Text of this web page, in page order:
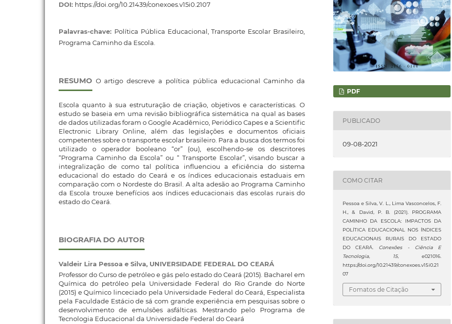
DOI: https://doi.org/10.21439/conexoes.v15i0.2107
Palavras-chave: Política Pública Educacional, Transporte Escolar Brasileiro,
Programa Caminho da Escola.
RESUMO O artigo descreve a política pública educacional Caminho da
Escola quanto à sua estruturação de criação, objetivos e características. O
estudo se baseia em uma revisão bibliográfica sistemática na qual as bases
de dados utilizadas foram o Google Acadêmico, Periódico Capes e a Scientific
Electronic Library Online, além das legislações e documentos oficiais
competentes sobre o transporte escolar brasileiro. Para a busca dos termos foi
utilizado o operador booleano “or” (ou), escolhendo-se os descritores
“Programa Caminho da Escola” ou “ Transporte Escolar”, visando buscar a
integralização de como tal política influenciou a eficiência do sistema
educacional do estado do Ceará e os índices educacionais estaduais em
comparação com o Nordeste do Brasil. A alta adesão ao Programa Caminho
da Escola trouxe benefícios aos índices educacionais das escolas rurais do
estado do Ceará.
BIOGRAFIA DO AUTOR
Valdeir Lira Pessoa e Silva, UNIVERSIDADE FEDERAL DO CEARÁ
Professor do Curso de petróleo e gás pelo estado do Ceará (2015). Bacharel em
Química do petróleo pela Universidade Federal do Rio Grande do Norte
(2015) e Químico linceciado pela Universidade Federal do Ceará, Especialista
pela Faculdade Estácio de sá com grande experiência em pesquisas sobre o
desenvolvimento de emulsões asfálticas. Mestrando pelo Programa de
Tecnologia Educacional da Universidade Federal do Ceará
PDF
PUBLICADO
09-08-2021
COMO CITAR
Pessoa e Silva, V. L., Lima Vasconcelos, F.
H., & David, P. B. (2021). PROGRAMA
CAMINHO DA ESCOLA: IMPACTOS DA
POLÍTICA EDUCACIONAL NOS ÍNDICES
EDUCACIONAIS RURAIS DO ESTADO
DO CEARÁ. Conexões - Ciência E
Tecnologia, 15, e021016.
https://doi.org/10.21439/conexoes.v15i0.21
07
Fomatos de Citação